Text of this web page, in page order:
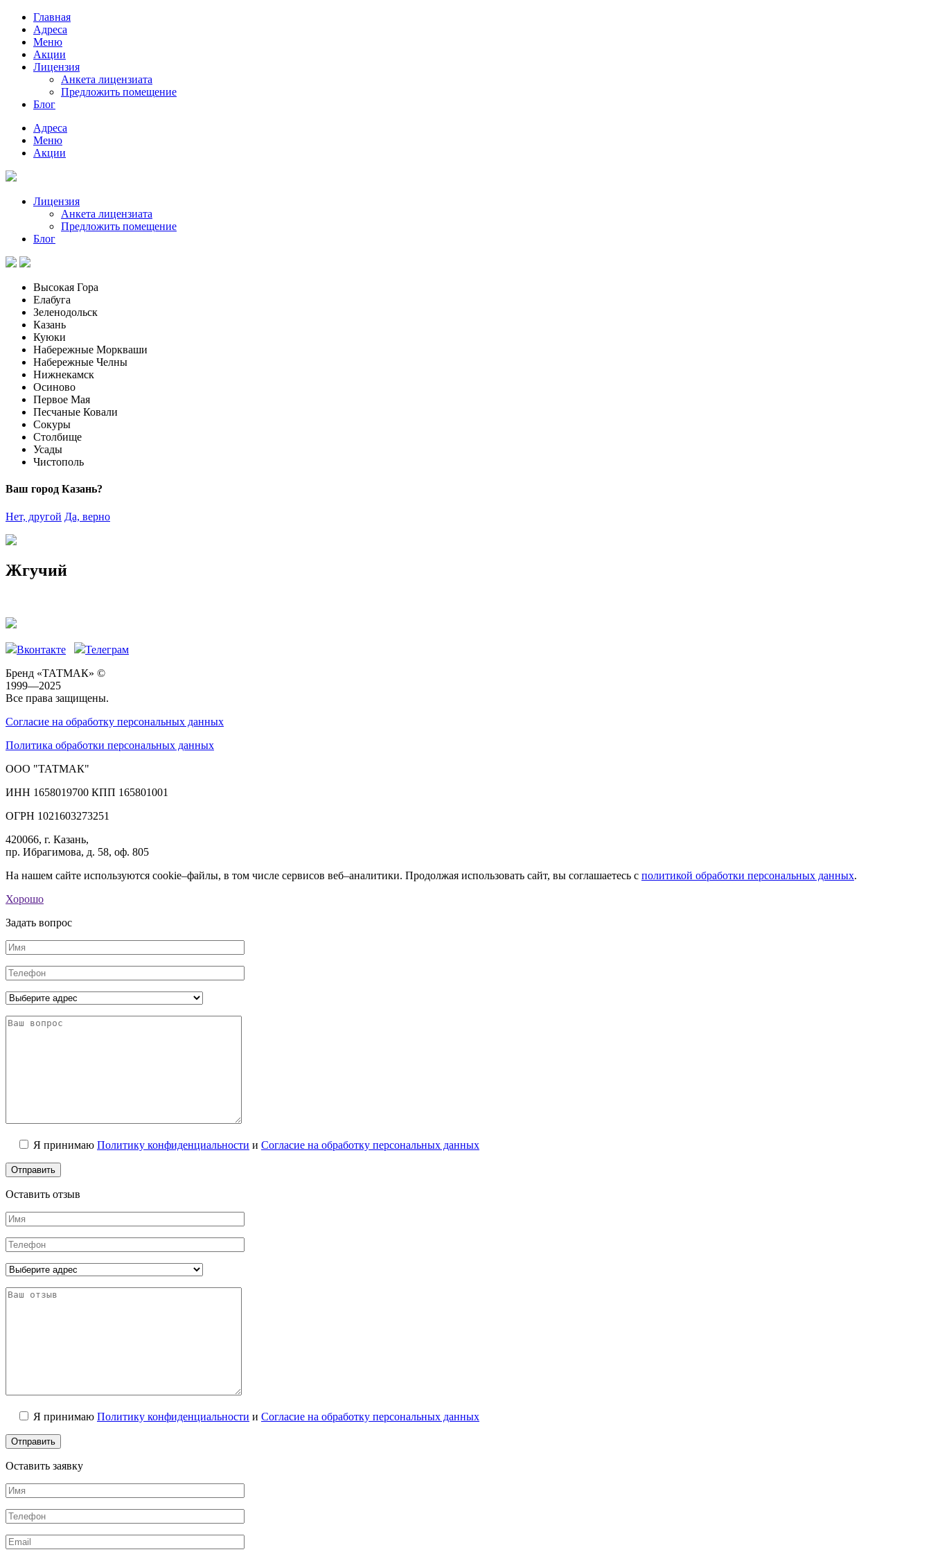
Главная
Адреса
Меню
Акции
Лицензия
Анкета лицензиата
Предложить помещение
Блог
Адреса
Меню
Акции
Лицензия
Анкета лицензиата
Предложить помещение
Блог
Высокая Гора
Елабуга
Зеленодольск
Казань
Куюки
Набережные Моркваши
Набережные Челны
Нижнекамск
Осиново
Первое Мая
Песчаные Ковали
Сокуры
Столбище
Усады
Чистополь
Ваш город Казань?
Нет, другой Да, верно
Жгучий
Вконтакте
Телеграм
Бренд «ТАТМАК» ©
1999—2025
Все права защищены.
Согласие на обработку персональных данных
Политика обработки персональных данных
ООО "ТАТМАК"
ИНН 1658019700 КПП 165801001
ОГРН 1021603273251
420066, г. Казань,
пр. Ибрагимова, д. 58, оф. 805
На нашем сайте используются cookie–файлы, в том числе сервисов веб–аналитики. Продолжая использовать сайт, вы соглашаетесь с политикой обработки персональных данных.
Хорошо
Задать вопрос
Я принимаю Политику конфиденциальности и Согласие на обработку персональных данных
Оставить отзыв
Я принимаю Политику конфиденциальности и Согласие на обработку персональных данных
Оставить заявку